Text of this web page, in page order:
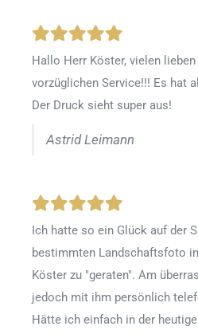
Hallo Herr Köster, vielen
vorzüglichen Service!!! Es hat
Der Druck sieht super aus!
Astrid Leimann
Ich hatte so ein Glück auf der
bestimmten Landschaftsfoto
Köster zu "geraten". Am
jedoch mit ihm persönlich
Hätte ich einfach in der